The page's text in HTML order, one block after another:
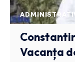
Vacanța